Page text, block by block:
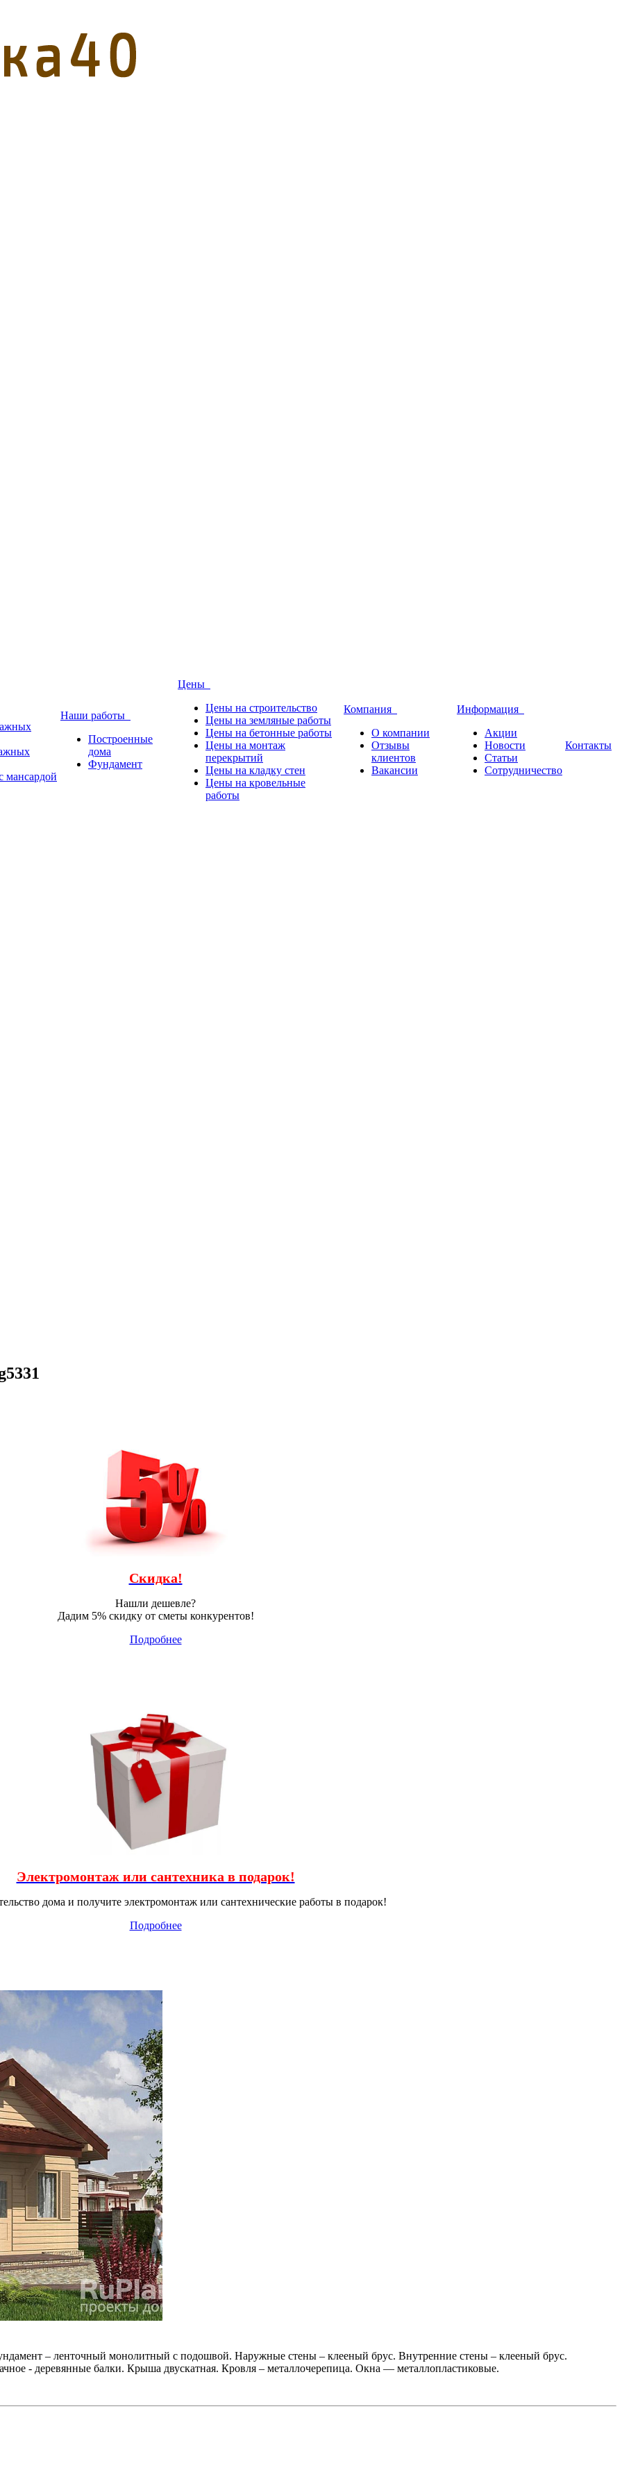
мансардой
Наши работы
Построенные
дома
Фундамент
Цены
Цены на строительство
Цены на земляные работы
Цены на бетонные работы
Цены на монтаж
перекрытий
Цены на кладку стен
Цены на кровельные
работы
Компания
О компании
Отзывы
клиентов
Вакансии
Информация
Акции
Новости
Статьи
Сотрудничество
Контакты
Скидка!
Нашли дешевле?
Дадим 5% скидку от сметы конкурентов!
Подробнее
Электромонтаж или сантехника в подарок!
дома и получите электромонтаж или сантехнические работы в подарок!
Подробнее
– ленточный монолитный с подошвой. Наружные стены – клееный брус. Внутренние стены – клееный брус.
- деревянные балки. Крыша двускатная. Кровля – металлочерепица. Окна — металлопластиковые.